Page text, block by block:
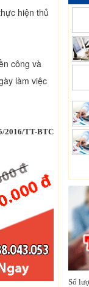
hiện thủ
công và
làm việc
2016/TT-BTC
Số